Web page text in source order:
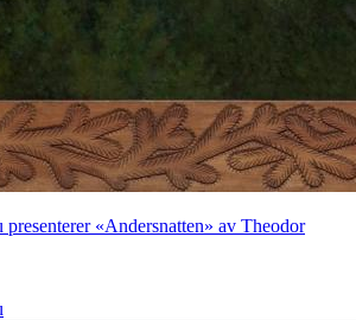
«Andersnatten» av Theodor